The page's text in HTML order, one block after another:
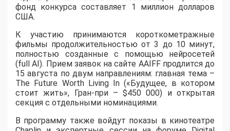
фонд конкурса составляет 1 миллион долларов
США.
К участию принимаются короткометражные
фильмы продолжительностью от 3 до 10 минут,
полностью созданные с помощью нейросетей
(full AI). Прием заявок на сайте AAIFF продлится до
15 августа по двум направлениям: главная тема –
The Future Worth Living In («Будущее, в котором
стоит жить», Гран-при – $450 000) и открытая
секция с отдельными номинациями.
В программу также войдут показы в кинотеатре